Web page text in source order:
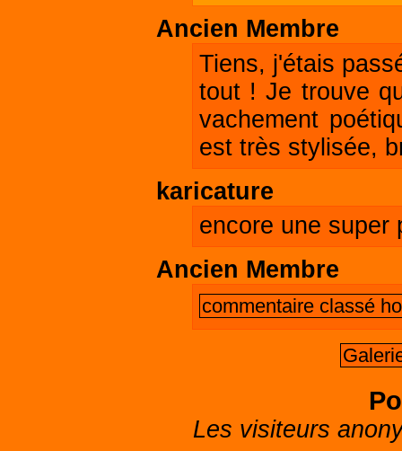
Ancien Membre
Tiens, j'étais
tout ! Je trouve
vachement
est très stylisée,
karicature
encore une super
Ancien Membre
commentaire classé
Les visiteurs